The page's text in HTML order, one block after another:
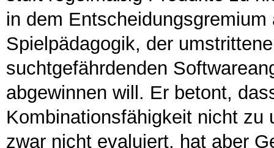
in dem
Spielpädagogik, der
suchtgefährdenden
abgewinnen will. Er betont,
Kombinationsfähigkeit nicht
zwar nicht evaluiert, hat aber